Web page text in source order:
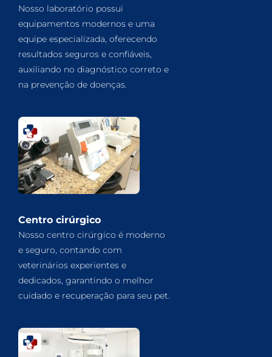
Nosso laboratório possui
equipamentos modernos e uma
equipe especializada, oferecendo
resultados seguros e confiáveis,
auxiliando no diagnóstico correto e
na prevenção de doenças.
Centro cirúrgico
Nosso centro cirúrgico é moderno
e seguro, contando com
veterinários experientes e
dedicados, garantindo o melhor
cuidado e recuperação para seu pet.